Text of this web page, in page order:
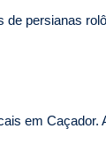
persianas
em